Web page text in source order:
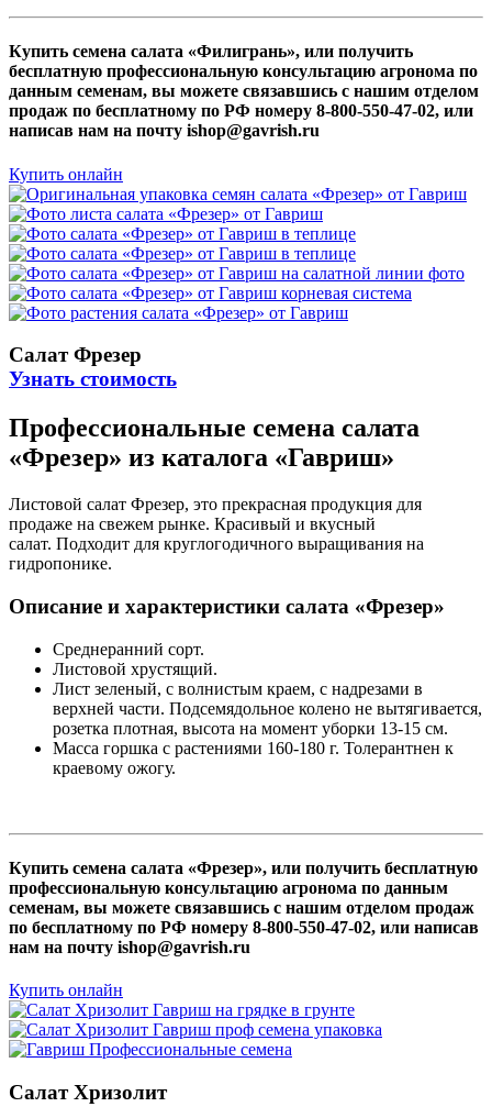
Купить семена салата «Филигрань», или получить
бесплатную профессиональную консультацию агронома по
данным семенам, вы можете связавшись с нашим отделом
продаж по бесплатному по РФ номеру 8-800-550-47-02, или
написав нам на почту ishop@gavrish.ru
Купить онлайн
Салат Фрезер
Узнать стоимость
Профессиональные семена салата
«Фрезер» из каталога «Гавриш»
Листовой салат Фрезер, это прекрасная продукция для
продаже на свежем рынке. Красивый и вкусный
салат. Подходит для круглогодичного выращивания на
гидропонике.
Описание и характеристики салата «Фрезер»
Среднеранний сорт.
Листовой хрустящий.
Лист зеленый, с волнистым краем, с надрезами в
верхней части. Подсемядольное колено не вытягивается,
розетка плотная, высота на момент уборки 13-15 см.
Масса горшка с растениями 160-180 г. Толерантнен к
краевому ожогу.
Купить семена салата «Фрезер», или получить бесплатную
профессиональную консультацию агронома по данным
семенам, вы можете связавшись с нашим отделом продаж
по бесплатному по РФ номеру 8-800-550-47-02, или написав
нам на почту ishop@gavrish.ru
Купить онлайн
Салат Хризолит